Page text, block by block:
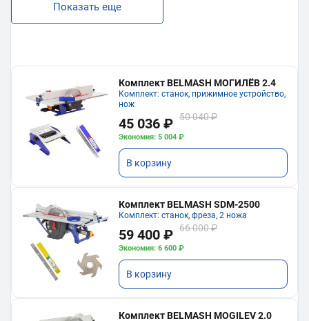
Показать еще
Комплект BELMASH МОГИЛЁВ 2.4
Комплект: станок, прижимное устройство,
нож
45 036 ₽ 50 040 ₽
Экономия: 5 004 ₽
В корзину
Комплект BELMASH SDM-2500
Комплект: станок, фреза, 2 ножа
59 400 ₽ 66 000 ₽
Экономия: 6 600 ₽
В корзину
Комплект BELMASH MOGILEV 2.0